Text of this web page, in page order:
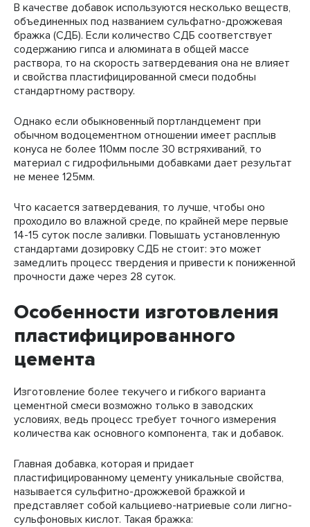
В качестве добавок используются несколько веществ,
объединенных под названием сульфатно-дрожжевая
бражка (СДБ). Если количество СДБ соответствует
содержанию гипса и алюмината в общей массе
раствора, то на скорость затвердевания она не влияет
и свойства пластифицированной смеси подобны
стандартному раствору.
Однако если обыкновенный портландцемент при
обычном водоцементном отношении имеет расплыв
конуса не более 110мм после 30 встряхиваний, то
материал с гидрофильными добавками дает результат
не менее 125мм.
Что касается затвердевания, то лучше, чтобы оно
проходило во влажной среде, по крайней мере первые
14-15 суток после заливки. Повышать установленную
стандартами дозировку СДБ не стоит: это может
замедлить процесс твердения и привести к пониженной
прочности даже через 28 суток.
Особенности изготовления
пластифицированного
цемента
Изготовление более текучего и гибкого варианта
цементной смеси возможно только в заводских
условиях, ведь процесс требует точного измерения
количества как основного компонента, так и добавок.
Главная добавка, которая и придает
пластифицированному цементу уникальные свойства,
называется сульфитно-дрожжевой бражкой и
представляет собой кальциево-натриевые соли лигно-
сульфоновых кислот. Такая бражка: